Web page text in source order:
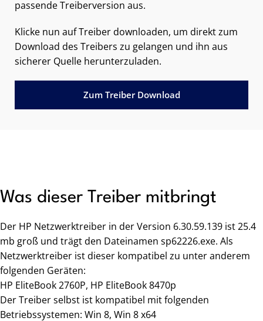
passende Treiberversion aus.
Klicke nun auf Treiber downloaden, um direkt zum
Download des Treibers zu gelangen und ihn aus
sicherer Quelle herunterzuladen.
Zum Treiber Download
Was dieser Treiber mitbringt
Der HP Netzwerktreiber in der Version 6.30.59.139 ist 25.4
mb groß und trägt den Dateinamen sp62226.exe. Als
Netzwerktreiber ist dieser kompatibel zu unter anderem
folgenden Geräten:
HP EliteBook 2760P, HP EliteBook 8470p
Der Treiber selbst ist kompatibel mit folgenden
Betriebssystemen: Win 8, Win 8 x64